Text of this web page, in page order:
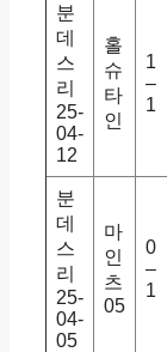
분
데
스
리
25-
04-
12
홀
슈
타
인
1
–
1
분
데
스
리
25-
04-
05
마
인
츠
05
0
–
1